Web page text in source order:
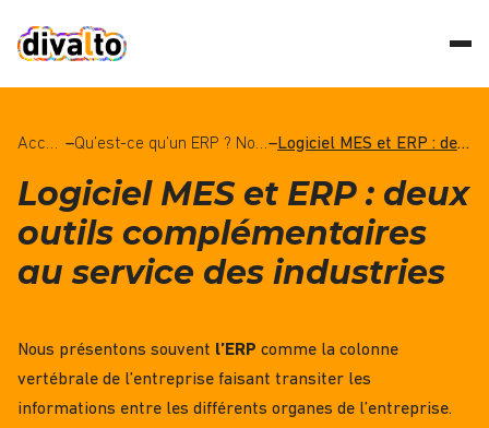
Accueil – Qu’est-ce qu’un ERP ? Notre guide complet sur les logiciels ERP.– Logiciel MES et ERP : deux outils complémentaires au service des industries
Logiciel MES et ERP : deux
outils complémentaires
au service des industries
Nous présentons souvent l’ERP comme la colonne
vertébrale de l’entreprise faisant transiter les
informations entre les différents organes de l’entreprise.